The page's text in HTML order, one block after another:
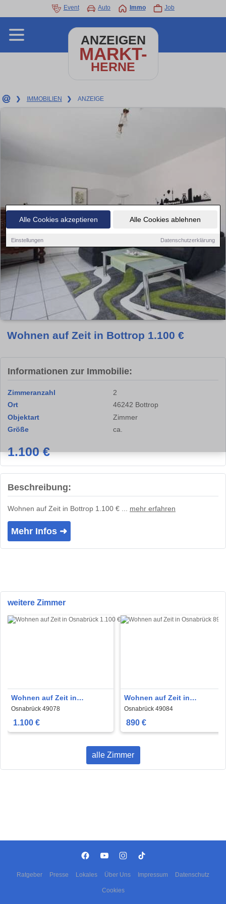
Alle Cookies akzeptieren Alle Cookies ablehnen
Einstellungen Datenschutzerklärung
Event Auto Immo Job
ANZEIGEN
MARKT-
HERNE
❯ IMMOBILIEN ❯ ANZEIGE
Wohnen auf Zeit in Bottrop 1.100 €
Informationen zur Immobilie:
Zimmeranzahl
2
Ort
46242 Bottrop
Objektart
Zimmer
Größe
ca.
1.100 €
Beschreibung:
Wohnen auf Zeit in Bottrop 1.100 € ... mehr erfahren
Mehr Infos ➜
weitere Zimmer
Wohnen auf Zeit in
Osnabrück 1.100 €
Osnabrück 49078
1.100 €
Wohnen auf Zeit in
Osnabrück 890 €
Osnabrück 49084
890 €
alle Zimmer
Ratgeber Presse Lokales Über Uns Impressum Datenschutz
Cookies